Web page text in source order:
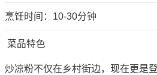
烹饪时间：10-30分钟
菜品特色
炒凉粉不仅在乡村街边，现在更是